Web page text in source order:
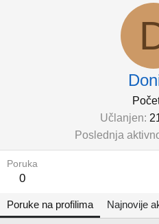
Učlanjen
Poslednja
Poruka
0
Poruke na profilima Najnovije